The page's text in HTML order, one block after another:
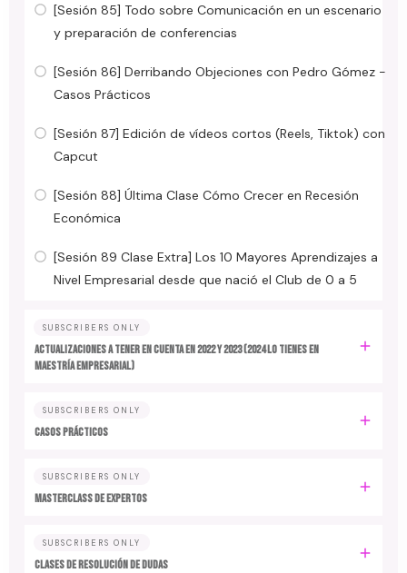
[Sesión 85] Todo sobre Comunicación en un escenario
y preparación de conferencias
[Sesión 86] Derribando Objeciones con Pedro Gómez -
Casos Prácticos
[Sesión 87] Edición de vídeos cortos (Reels, Tiktok) con
Capcut
[Sesión 88] Última Clase Cómo Crecer en Recesión
Económica
[Sesión 89 Clase Extra] Los 10 Mayores Aprendizajes a
Nivel Empresarial desde que nació el Club de 0 a 5
SUBSCRIBERS ONLY
ACTUALIZACIONES A TENER EN CUENTA EN 2022 y 2023 (2024 LO TIENES EN
MAESTRÍA EMPRESARIAL)
SUBSCRIBERS ONLY
CASOS PRÁCTICOS
SUBSCRIBERS ONLY
MASTERCLASS DE EXPERTOS
SUBSCRIBERS ONLY
CLASES DE RESOLUCIÓN DE DUDAS